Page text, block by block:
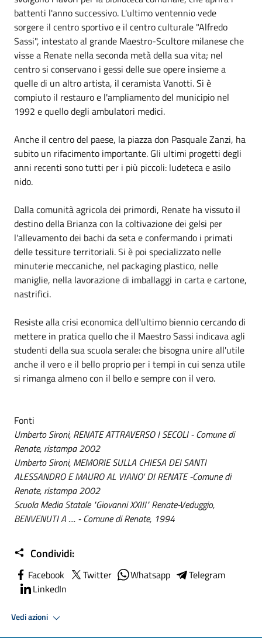
battenti l'anno successivo. L'ultimo ventennio vede
sorgere il centro sportivo e il centro culturale "Alfredo
Sassi", intestato al grande Maestro-Scultore milanese che
visse a Renate nella seconda metà della sua vita; nel
centro si conservano i gessi delle sue opere insieme a
quelle di un altro artista, il ceramista Vanotti. Si è
compiuto il restauro e l'ampliamento del municipio nel
1992 e quello degli ambulatori medici.
Anche il centro del paese, la piazza don Pasquale Zanzi, ha
subito un rifacimento importante. Gli ultimi progetti degli
anni recenti sono tutti per i più piccoli: ludeteca e asilo
nido.
Dalla comunità agricola dei primordi, Renate ha vissuto il
destino della Brianza con la coltivazione dei gelsi per
l'allevamento dei bachi da seta e confermando i primati
delle tessiture territoriali. Si è poi specializzato nelle
minuterie meccaniche, nel packaging plastico, nelle
maniglie, nella lavorazione di imballaggi in carta e cartone,
nastrifici.
Resiste alla crisi economica dell'ultimo biennio cercando di
mettere in pratica quello che il Maestro Sassi indicava agli
studenti della sua scuola serale: che bisogna unire all'utile
anche il vero e il bello proprio per i tempi in cui senza utile
si rimanga almeno con il bello e sempre con il vero.
Fonti
Umberto Sironi, RENATE ATTRAVERSO I SECOLI - Comune di
Renate, ristampa 2002
Umberto Sironi, MEMORIE SULLA CHIESA DEI SANTI
ALESSANDRO E MAURO AL VIANO' DI RENATE -Comune di
Renate, ristampa 2002
Scuola Media Statale "Giovanni XXIII" Renate-Veduggio,
BENVENUTI A .... - Comune di Renate, 1994
Condividi:
Facebook Twitter Whatsapp
Telegram
LinkedIn
Vedi azioni